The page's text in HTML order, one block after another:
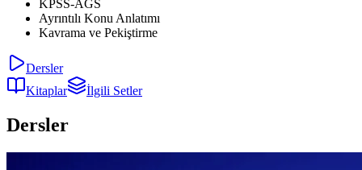
KPSS-AGS
Ayrıntılı Konu Anlatımı
Kavrama ve Pekiştirme
Dersler
Kitaplar
İlgili Setler
Dersler